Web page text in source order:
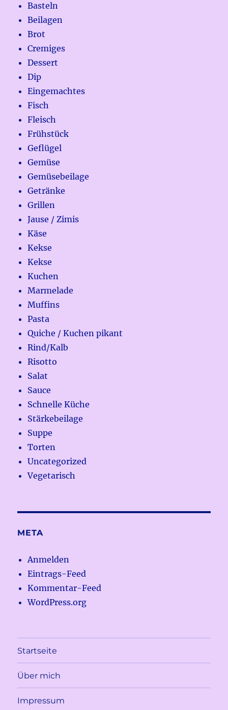
Basteln
Beilagen
Brot
Cremiges
Dessert
Dip
Eingemachtes
Fisch
Fleisch
Frühstück
Geflügel
Gemüse
Gemüsebeilage
Getränke
Grillen
Jause / Zimis
Käse
Kekse
Kekse
Kuchen
Marmelade
Muffins
Pasta
Quiche / Kuchen pikant
Rind/Kalb
Risotto
Salat
Sauce
Schnelle Küche
Stärkebeilage
Suppe
Torten
Uncategorized
Vegetarisch
META
Anmelden
Eintrags-Feed
Kommentar-Feed
WordPress.org
Startseite
Über mich
Impressum